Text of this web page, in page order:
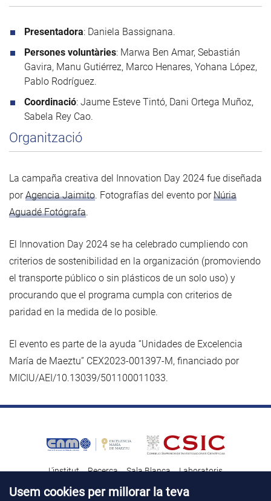
Presentadora: Daniela Bassignana.
Persones voluntàries: Marwa Ben Amar, Sebastián
Gavira, Manu Gutiérrez, Marco Henares, Yohana López,
Pablo Rodríguez.
Coordinació: Jaume Esteve Tintó, Dani Ortega Muñoz,
Sabela Rey Cao.
Organització
La campaña creativa del Innovation Day 2024 fue diseñada
porAgencia Jaimito. Fotografías del evento porNúria
Aguadé Fotógrafa.
El Innovation Day 2024 se ha celebrado cumpliendo con
criterios de sostenibilidad en la organización (promoviendo
el transporte público o sin plásticos de un solo uso) y
procurando que el programa cumpla con criterios de
paridad en la medida de lo posible.
El evento es parte de la ayuda “Unidades de Excelencia
María de Maeztu” CEX2023-001397-M, financiado por
MICIU/AEI/10.13039/501100011033.
L'institut Recerca Sala Blanca
Laboratoris
Transferència tecnològica
Notícies & Divulgació
Usem cookies per millorar la teva